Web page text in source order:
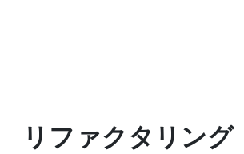
リファクタリング